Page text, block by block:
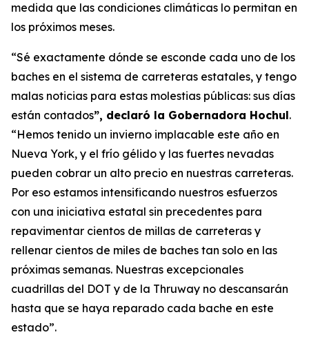
medida que las condiciones climáticas lo permitan en
los próximos meses.
“Sé exactamente dónde se esconde cada uno de los
baches en el sistema de carreteras estatales, y tengo
malas noticias para estas molestias públicas: sus días
están contados”, declaró la Gobernadora Hochul.
“Hemos tenido un invierno implacable este año en
Nueva York, y el frío gélido y las fuertes nevadas
pueden cobrar un alto precio en nuestras carreteras.
Por eso estamos intensificando nuestros esfuerzos
con una iniciativa estatal sin precedentes para
repavimentar cientos de millas de carreteras y
rellenar cientos de miles de baches tan solo en las
próximas semanas. Nuestras excepcionales
cuadrillas del DOT y de la Thruway no descansarán
hasta que se haya reparado cada bache en este
estado”.